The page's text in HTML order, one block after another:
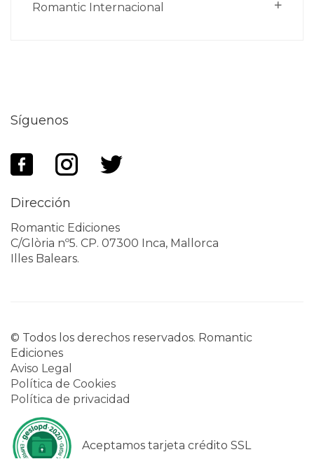
Romantic Internacional
Síguenos
Dirección
Romantic Ediciones
C/Glòria nº5. CP. 07300 Inca, Mallorca
Illes Balears.
© Todos los derechos reservados. Romantic
Ediciones
Aviso Legal
Política de Cookies
Política de privacidad
Aceptamos tarjeta crédito SSL